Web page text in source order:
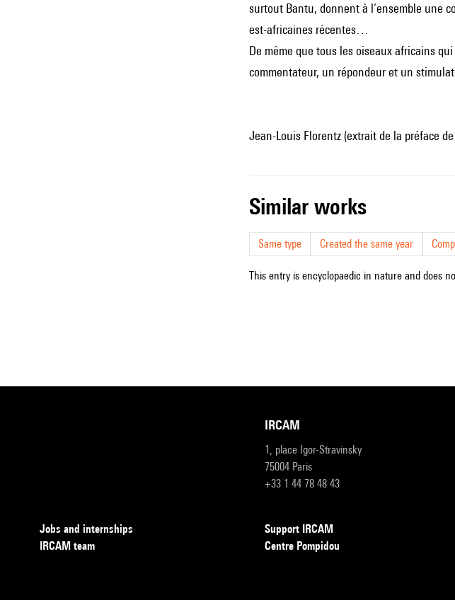
surtout Bantu, donnent à l’ensemble une
est-africaines récentes…
De même que tous les oiseaux africains
commentateur, un répondeur et un
Jean-Louis Florentz (extrait de la préface
similar works
Same type Created the same year
This entry is encyclopaedic in nature and does
IRCAM
1, place Igor-Stravinsky
75004 Paris
+33 1 44 78 48 43
Jobs and internships
IRCAM team
Support IRCAM
Centre Pompidou